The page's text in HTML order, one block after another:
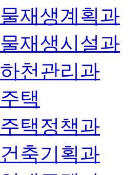
물재생계획과
물재생시설과
하천관리과
주택
주택정책과
건축기획과